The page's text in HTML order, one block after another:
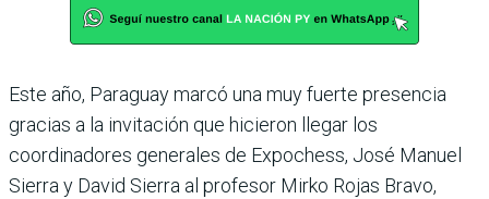
Este año, Paraguay marcó una muy fuerte presencia
gracias a la invitación que hicieron llegar los
coordinadores generales de Expochess, José Manuel
Sierra y David Sierra al profesor Mirko Rojas Bravo,